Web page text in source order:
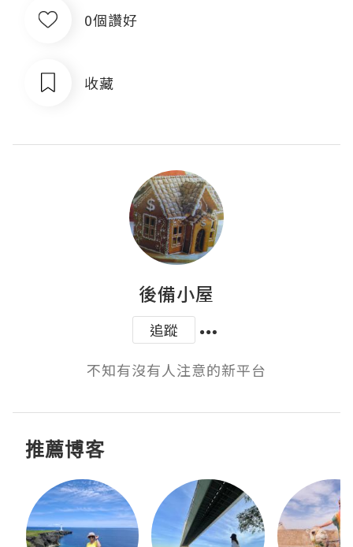
0個讚好
收藏
後備小屋
追蹤
不知有沒有人注意的新平台
推薦博客